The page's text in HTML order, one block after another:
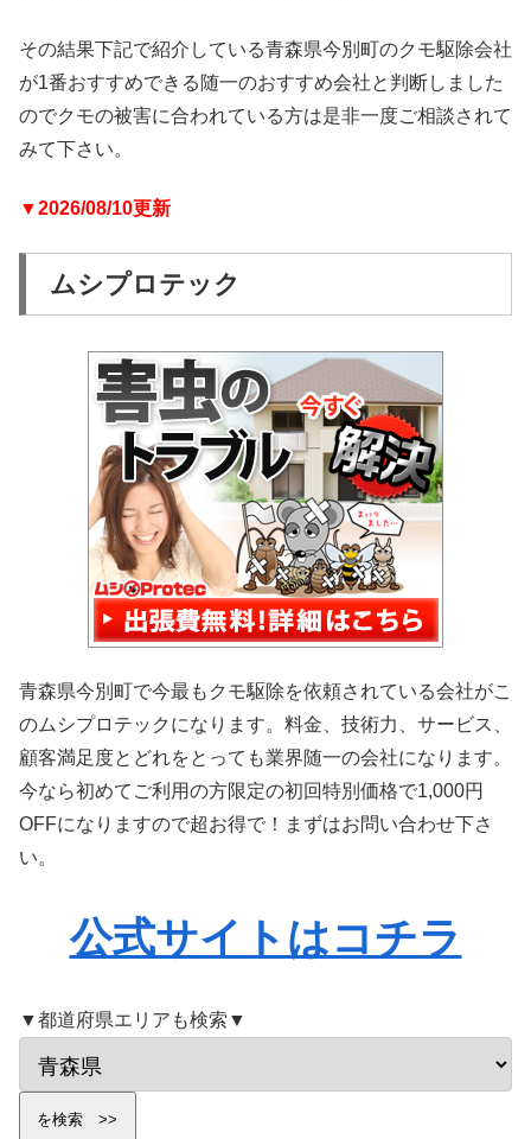
その結果下記で紹介している青森県今別町のクモ駆除会社
が1番おすすめできる随一のおすすめ会社と判断しました
のでクモの被害に合われている方は是非一度ご相談されて
みて下さい。
▼2026/08/10更新
ムシプロテック
青森県今別町で今最もクモ駆除を依頼されている会社がこ
のムシプロテックになります。料金、技術力、サービス、
顧客満足度とどれをとっても業界随一の会社になります。
今なら初めてご利用の方限定の初回特別価格で1,000円
OFFになりますので超お得で！まずはお問い合わせ下さ
い。
公式サイトはコチラ
▼都道府県エリアも検索▼